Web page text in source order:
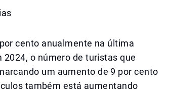
cento anualmente na última
o número de turistas que
um aumento de 9 por cento
também está aumentando